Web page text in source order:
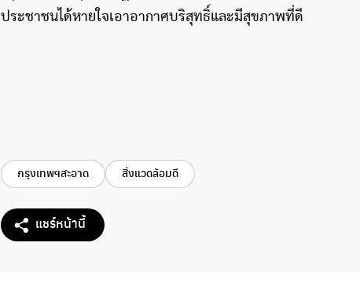
ประชาชนได้หายใจเอาอากาศบริสุทธิ์และมีสุขภาพที่ดี
กรุงเทพฯสะอาด สิ่งแวดล้อมดี
แชร์หน้านี้